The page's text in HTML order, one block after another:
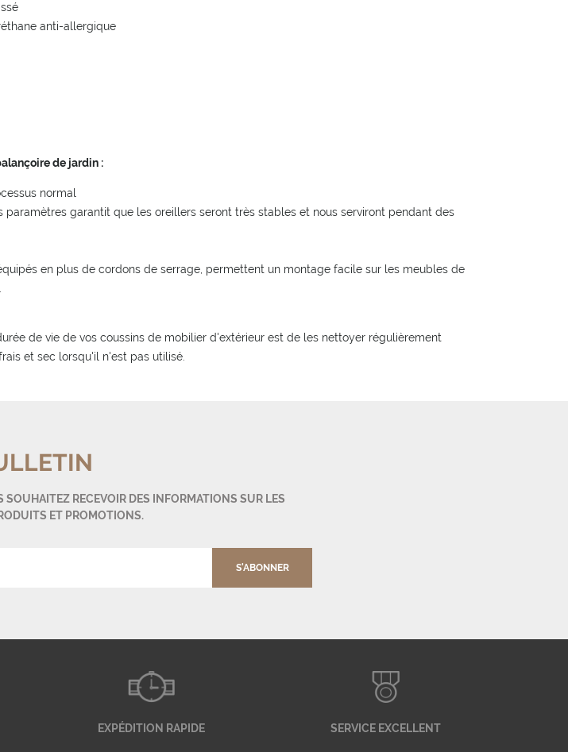
anti-allergique
de jardin :
normal
paramètres garantit que les oreillers seront très stables et nous serviront pendant des
en plus de cordons de serrage, permettent un montage facile sur les meubles de
de vie de vos coussins de mobilier d'extérieur est de les nettoyer régulièrement
et sec lorsqu'il n'est pas utilisé.
SOUHAITEZ RECEVOIR DES INFORMATIONS SUR LES
ET PROMOTIONS.
S'ABONNER
EXPÉDITION RAPIDE SERVICE EXCELLENT